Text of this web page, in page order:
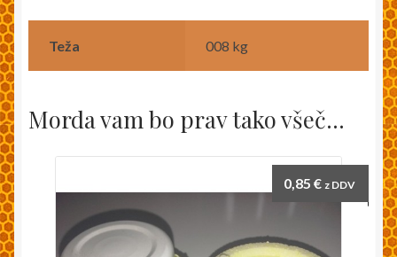
Teža 008 kg
Morda vam bo prav tako všeč…
0,85€ z DDV